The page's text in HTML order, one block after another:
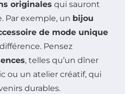
originales qui sauront
Par exemple, un bijou
de mode unique
Pensez
, telles qu’un dîner
ou un atelier créatif, qui
durables.